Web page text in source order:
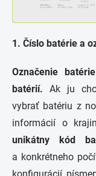
1. Číslo batérie a
Označenie
batérií. Ak ju
vybrať batériu z
informácií o
unikátny kód
a konkrétneho
konfigurácií